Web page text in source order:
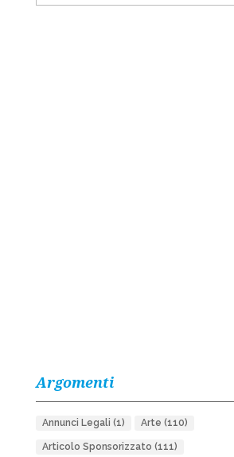
Argomenti
Annunci Legali (1) Arte (110)
Articolo Sponsorizzato (111)